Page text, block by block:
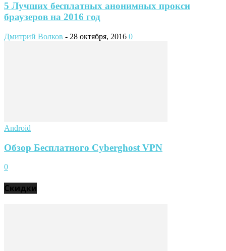
5 Лучших бесплатных анонимных прокси
браузеров на 2016 год
Дмитрий Волков - 28 октября, 2016 0
Android
Обзор Бесплатного Cyberghost VPN
0
Скидки